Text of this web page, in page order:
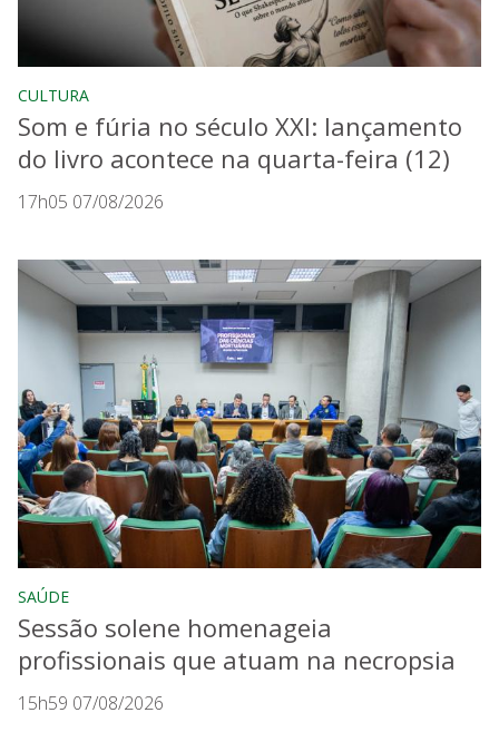
CULTURA
Som e fúria no século XXI: lançamento
do livro acontece na quarta-feira (12)
17h05 07/08/2026
SAÚDE
Sessão solene homenageia
profissionais que atuam na necropsia
15h59 07/08/2026